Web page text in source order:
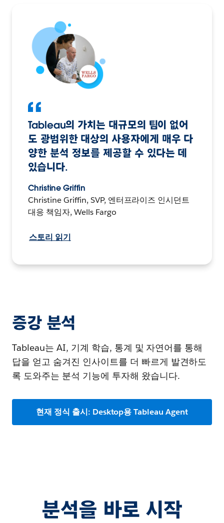
Tableau의 가치는 대규모의 팀이 없어
도 광범위한 대상의 사용자에게 매우 다
양한 분석 정보를 제공할 수 있다는 데
있습니다.
Christine Griffin
Christine Griffin, SVP, 엔터프라이즈 인시던트
대응 책임자, Wells Fargo
스토리 읽기
증강 분석
Tableau는 AI, 기계 학습, 통계 및 자연어를 통해
답을 얻고 숨겨진 인사이트를 더 빠르게 발견하도
록 도와주는 분석 기능에 투자해 왔습니다.
현재 정식 출시: Desktop용 Tableau Agent
분석을 바로 시작